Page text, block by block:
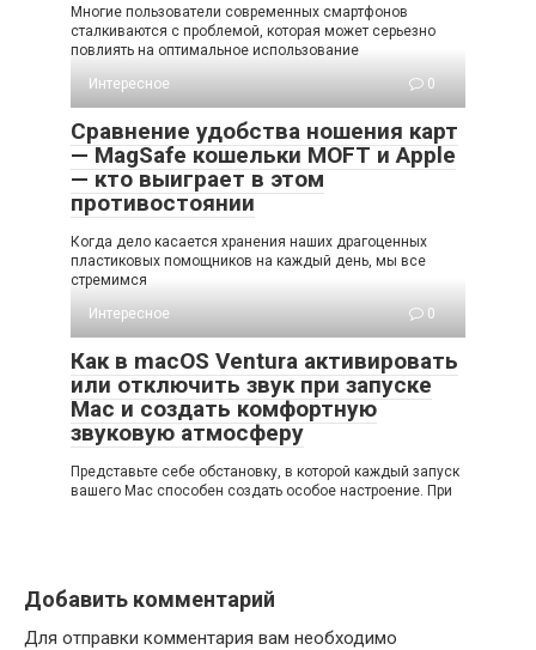
Многие пользователи современных смартфонов
сталкиваются с проблемой, которая может серьезно
повлиять на оптимальное использование
Интересное
0
Сравнение удобства ношения карт
— MagSafe кошельки MOFT и Apple
— кто выиграет в этом
противостоянии
Когда дело касается хранения наших драгоценных
пластиковых помощников на каждый день, мы все
стремимся
Интересное
0
Как в macOS Ventura активировать
или отключить звук при запуске
Mac и создать комфортную
звуковую атмосферу
Представьте себе обстановку, в которой каждый запуск
вашего Mac способен создать особое настроение. При
Добавить комментарий
Для отправки комментария вам необходимо